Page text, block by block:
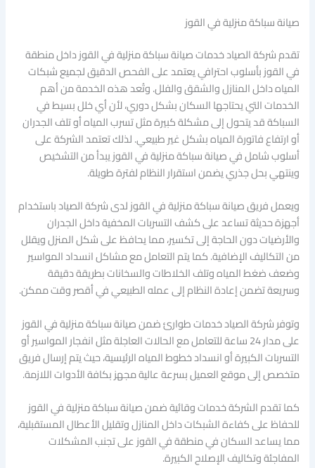
صيانة سباكة منزلية في القوز
تقدم شركة الصياد خدمات صيانة سباكة منزلية في القوز داخل منطقة
في القوز بأسلوب احترافي يعتمد على الفحص الدقيق لجميع شبكات
المياه داخل المنازل والشقق والفلل. وتُعد هذه الخدمة من أهم
الخدمات التي يحتاجها السكان بشكل دوري، لأن أي خلل بسيط في
السباكة قد يتحول إلى مشكلة كبيرة مثل تسرب المياه أو تلف الجدران
أو ارتفاع فاتورة المياه بشكل غير طبيعي. لذلك تعتمد الشركة على
أسلوب شامل في صيانة سباكة منزلية في القوز يبدأ من التشخيص
وينتهي بحل جذري يضمن استقرار النظام لفترة طويلة.
ويعمل فريق صيانة سباكة منزلية في القوز لدى شركة الصياد باستخدام
أجهزة حديثة تساعد على كشف التسربات المخفية داخل الجدران
والأرضيات دون الحاجة إلى تكسير، مما يحافظ على شكل المنزل ويقلل
من التكاليف الإضافية. كما يتم التعامل مع مشاكل انسداد المواسير
وضعف ضغط المياه وتلف الخلاطات والسخانات بطريقة دقيقة
وسريعة تضمن إعادة النظام إلى عمله الطبيعي في أقصر وقت ممكن.
وتوفر شركة الصياد خدمات طوارئ ضمن صيانة سباكة منزلية في القوز
على مدار 24 ساعة للتعامل مع الحالات العاجلة مثل انفجار المواسير أو
التسربات الكبيرة أو انسداد خطوط المياه الرئيسية، حيث يتم إرسال فريق
متخصص إلى موقع العميل بسرعة عالية مجهز بكافة الأدوات اللازمة.
كما تقدم الشركة خدمات وقائية ضمن صيانة سباكة منزلية في القوز
للحفاظ على كفاءة الشبكات داخل المنازل وتقليل الأعطال المستقبلية،
مما يساعد السكان في منطقة في القوز على تجنب المشكلات
المفاجئة وتكاليف الإصلاح الكبيرة.